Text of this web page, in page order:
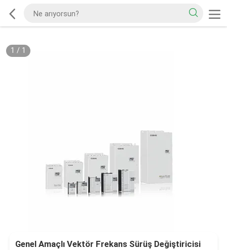
1 / 1
Genel Amaçlı Vektör Frekans Sürüş Değiştiricisi